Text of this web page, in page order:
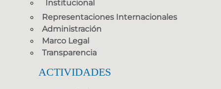
Institucional
Representaciones Internacionales
Administración
Marco Legal
Transparencia
ACTIVIDADES